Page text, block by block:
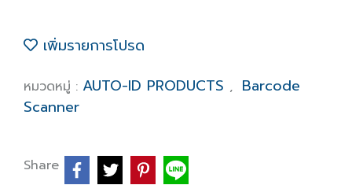
เพิ่มรายการโปรด
หมวดหมู่ : AUTO-ID PRODUCTS , Barcode
Scanner
Share